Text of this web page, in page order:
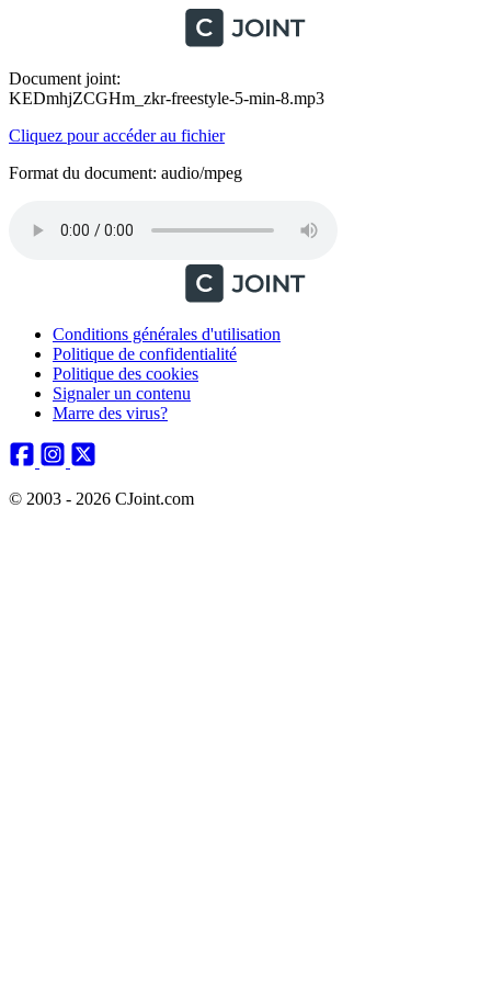
Document joint:
KEDmhjZCGHm_zkr-freestyle-5-min-8.mp3
Cliquez pour accéder au fichier
Format du document: audio/mpeg
Conditions générales d'utilisation
Politique de confidentialité
Politique des cookies
Signaler un contenu
Marre des virus?
© 2003 - 2026 CJoint.com